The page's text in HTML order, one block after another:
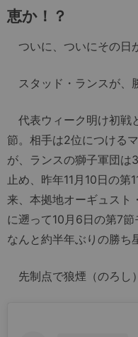
恵か！？
ついに、ついにその日
スタッド・ランスが、
代表ウィーク明け初戦
節。相手は2位につける
が、ランスの獅子軍団は
止め、昨年11月10日の
来、本拠地オーギュスト
に遡って10月6日の第7
なんと約半年ぶりの勝ち
先制点で狼煙（のろし